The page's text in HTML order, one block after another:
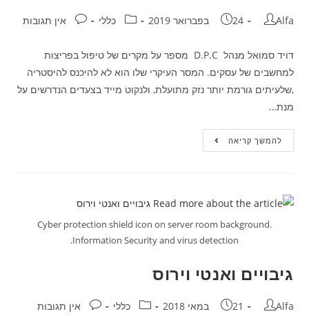
Alfa 24 בפברואר 2019 כללי אין תגובות
דויד סמואל מנהל D.P.C מספר על מקרים של טיפול בפריצות
למחשבים של עסקים. המסר העיקרי שלו הוא לא להיכנס להיסטריה
,שלעיתים גורמת יותר נזק מתועלת, ולנקוט מייד בצעדים הנדרשים על
מנת…
להמשך קריאה
Cyber protection shield icon on server room background.
Information Security and virus detection.
גיבויים ואנטי וירוס
Alfa 21 במאי 2018 כללי אין תגובות